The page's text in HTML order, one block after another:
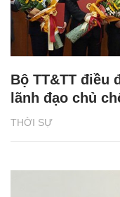
THỜI SỰ
Bộ TT&TT điều
lãnh đạo chủ